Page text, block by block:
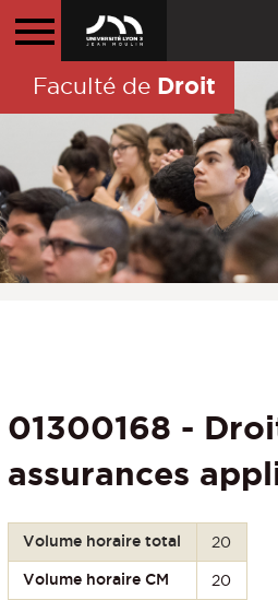
Faculté de Droit
01300168 -
assurances
Volume horaire total 20
Volume horaire CM 20